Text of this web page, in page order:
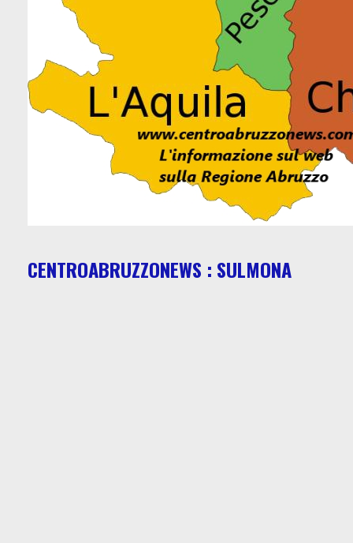
CENTROABRUZZONEWS : SULMONA